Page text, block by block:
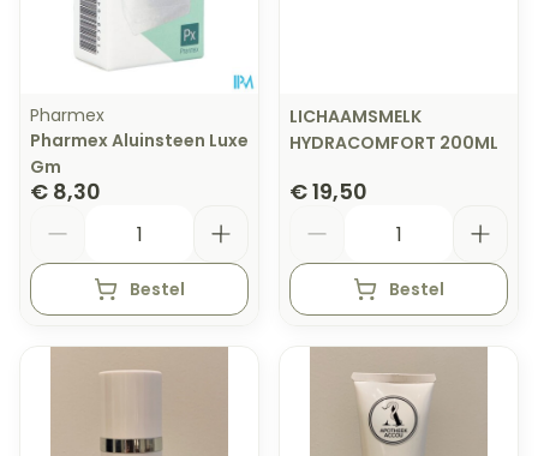
Pharmex
Pharmex Aluinsteen Luxe
Gm
€ 8,30
Bestel
LICHAAMSMELK
HYDRACOMFORT 200ML
€ 19,50
Bestel